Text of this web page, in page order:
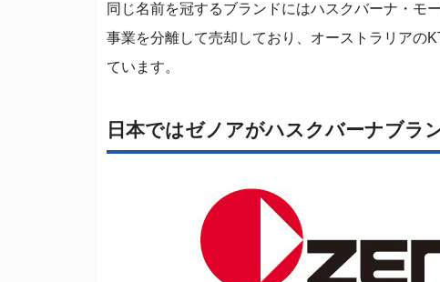
同じ名前を冠するブランドにはハスクバーナ・モ
事業を分離して売却しており、オーストラリアの
ています。
日本ではゼノアがハスクバーナブラ